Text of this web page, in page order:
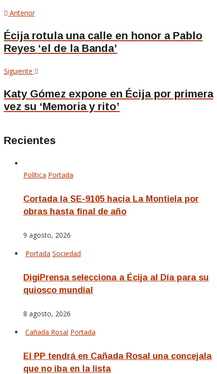
Navegación
de
entradas
AnteriorArtículo
Écija rotula una calle en honor a Pablo
Reyes ‘el de la Banda’
Siguiente
Katy Gómez expone en Écija por primera
vez su ‘Memoria y rito’
Recientes
Política Portada
Cortada la SE-9105 hacia La Montiela por
obras hasta final de año
9 agosto, 2026
Portada Sociedad
DigiPrensa selecciona a Écija al Día para su
quiosco mundial
8 agosto, 2026
Cañada Rosal Portada
El PP tendrá en Cañada Rosal una concejala
que no iba en la lista